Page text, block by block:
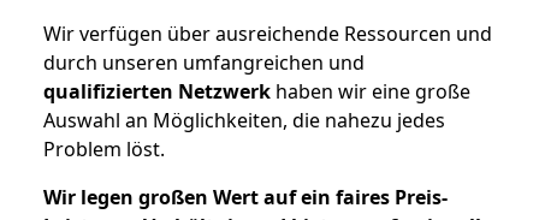
Wir verfügen über ausreichende Ressourcen und
durch unseren umfangreichen und
qualifizierten Netzwerk haben wir eine große
Auswahl an Möglichkeiten, die nahezu jedes
Problem löst.
Wir legen großen Wert auf ein faires Preis-